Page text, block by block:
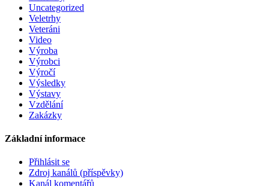
Uncategorized
Veletrhy
Veteráni
Video
Výroba
Výrobci
Výročí
Výsledky
Výstavy
Vzdělání
Zakázky
Základní informace
Přihlásit se
Zdroj kanálů (příspěvky)
Kanál komentářů